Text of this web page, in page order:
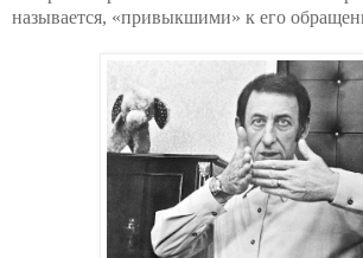
называется, «привыкшими» к его